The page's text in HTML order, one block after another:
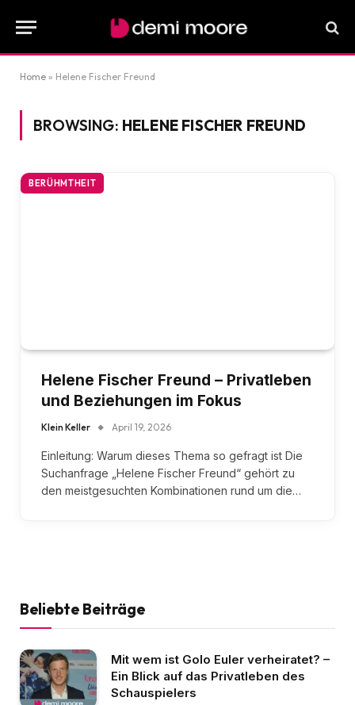
Home » Helene Fischer Freund
BROWSING: HELENE FISCHER FREUND
BERÜHMTHEIT
Helene Fischer Freund – Privatleben
und Beziehungen im Fokus
Klein Keller April 19, 2026
Einleitung: Warum dieses Thema so gefragt ist Die
Suchanfrage „Helene Fischer Freund“ gehört zu
den meistgesuchten Kombinationen rund um die…
Beliebte Beiträge
Mit wem ist Golo Euler verheiratet? –
Ein Blick auf das Privatleben des
Schauspielers